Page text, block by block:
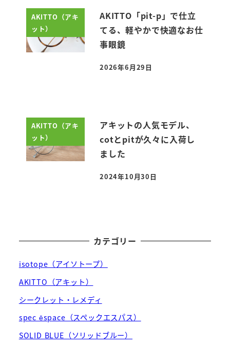
AKITTO（アキ
ット）
AKITTO「pit-p」で仕立
てる、軽やかで快適なお仕
事眼鏡
投稿日
2026年6月29日
AKITTO（アキ
ット）
アキットの人気モデル、
cotとpitが久々に入荷し
ました
投稿日
2024年10月30日
カテゴリー
isotope（アイソトープ）
AKITTO（アキット）
シークレット・レメディ
spec ēspace（スペックエスパス）
SOLID BLUE（ソリッドブルー）